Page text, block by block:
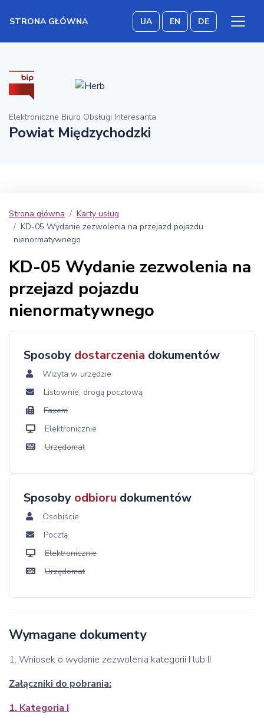
STRONA GŁÓWNA UA EN DE
Elektroniczne Biuro Obsługi Interesanta
Powiat Międzychodzki
Strona główna
Karty usług
KD-05 Wydanie zezwolenia na przejazd pojazdu
nienormatywnego
KD-05 Wydanie zezwolenia na
przejazd pojazdu
nienormatywnego
Sposoby dostarczenia dokumentów
Wizyta w urzędzie
Listownie, drogą pocztową
Faxem
Elektronicznie
Urzędomat
Sposoby odbioru dokumentów
Osobiście
Pocztą
Elektronicznie
Urzędomat
Wymagane dokumenty
1. Wniosek o wydanie zezwolenia kategorii I lub II
Załączniki do pobrania:
1. Kategoria I